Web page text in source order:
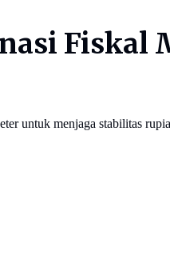
Fiskal
untuk menjaga stabilitas